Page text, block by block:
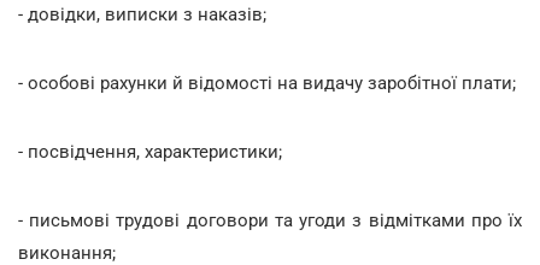
- довідки, виписки з наказів;
- особові рахунки й відомості на видачу заробітної плати;
- посвідчення, характеристики;
- письмові трудові договори та угоди з відмітками про їх
виконання;